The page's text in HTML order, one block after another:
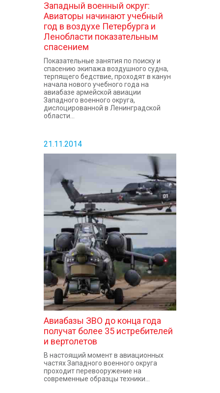
Западный военный округ:
Авиаторы начинают учебный
год в воздухе Петербурга и
Ленобласти показательным
спасением
Показательные занятия по поиску и
спасению экипажа воздушного судна,
терпящего бедствие, проходят в канун
начала нового учебного года на
авиабазе армейской авиации
Западного военного округа,
дислоцированной в Ленинградской
области...
21.11.2014
Авиабазы ЗВО до конца года
получат более 35 истребителей
и вертолетов
В настоящий момент в авиационных
частях Западного военного округа
проходит перевооружение на
современные образцы техники...